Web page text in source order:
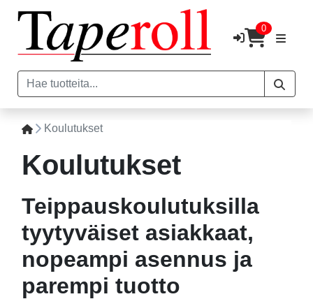
0
Koulutukset
Koulutukset
Teippauskoulutuksilla
tyytyväiset asiakkaat,
nopeampi asennus ja
parempi tuotto